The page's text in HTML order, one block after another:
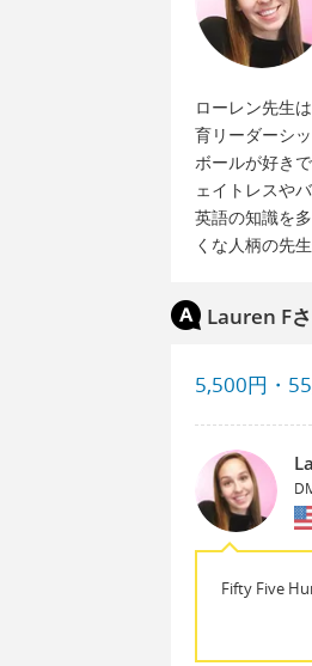
ローレン先生
育リーダーシ
ボールが好き
ェイトレスや
英語の知識を
くな人柄の先
Lauren F
5,500円・
Fifty Five